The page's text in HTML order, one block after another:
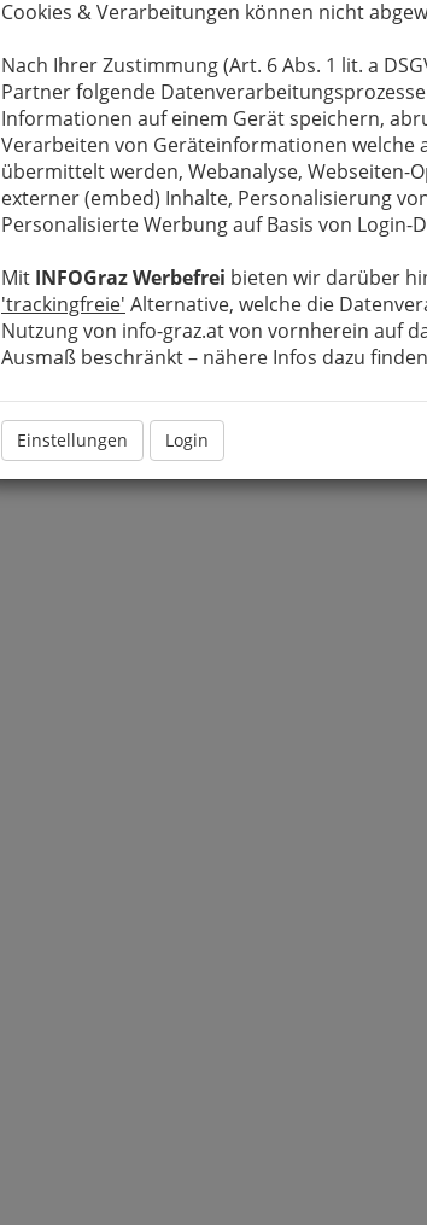
Cookies & Verarbeitungen können nicht
Nach Ihrer Zustimmung (Art. 6 Abs. 1 lit. a
Partner folgende
Informationen auf einem Gerät speichern,
Verarbeiten von Geräteinformationen welche
übermittelt werden, Webanalyse, Webseiten-
externer (embed) Inhalte, Personalisierung
Personalisierte Werbung auf Basis von Login-
Mit INFOGraz Werbefrei bieten wir darüber
'trackingfreie' Alternative, welche die
Nutzung von info-graz.at von vornherein auf
Ausmaß beschränkt – nähere Infos dazu
Einstellungen Login